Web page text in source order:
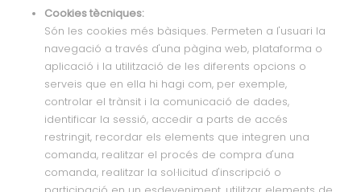
Cookies tècniques:
Són les cookies més bàsiques. Permeten a l'usuari la
navegació a través d'una pàgina web, plataforma o
aplicació i la utilització de les diferents opcions o
serveis que en ella hi hagi com, per exemple,
controlar el trànsit i la comunicació de dades,
identificar la sessió, accedir a parts de accés
restringit, recordar els elements que integren una
comanda, realitzar el procés de compra d'una
comanda, realitzar la sol·licitud d'inscripció o